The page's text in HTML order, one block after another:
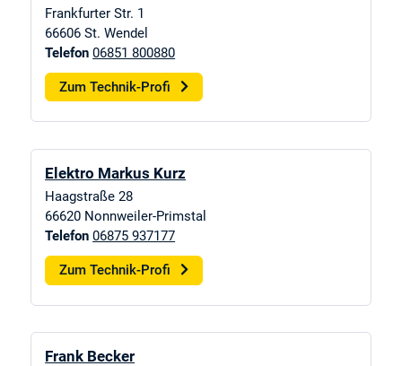
Frankfurter Str. 1
66606 St. Wendel
Telefon 06851 800880
Zum Technik-Profi
Elektro Markus Kurz
Haagstraße 28
66620 Nonnweiler-Primstal
Telefon 06875 937177
Zum Technik-Profi
Frank Becker